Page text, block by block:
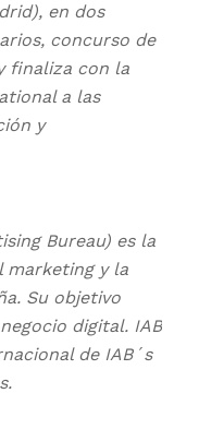
en dos
concurso de
finaliza con la
a las
y
Bureau) es la
marketing y la
Su objetivo
digital. IAB
de IAB´s